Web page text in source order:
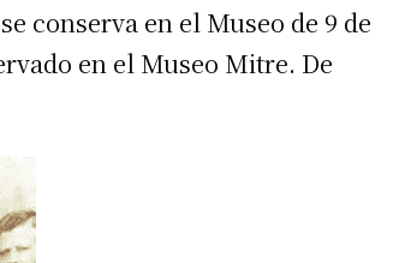
conserva en el Museo de 9 de
en el Museo Mitre. De